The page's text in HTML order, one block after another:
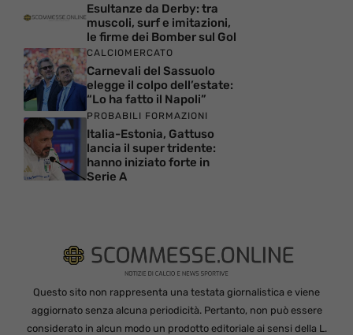
Esultanze da Derby: tra
muscoli, surf e imitazioni,
le firme dei Bomber sul Gol
CALCIOMERCATO
Carnevali del Sassuolo
elegge il colpo dell’estate:
“Lo ha fatto il Napoli”
PROBABILI FORMAZIONI
Italia-Estonia, Gattuso
lancia il super tridente:
hanno iniziato forte in
Serie A
Questo sito non rappresenta una testata giornalistica e viene
aggiornato senza alcuna periodicità. Pertanto, non può essere
considerato in alcun modo un prodotto editoriale ai sensi della L.